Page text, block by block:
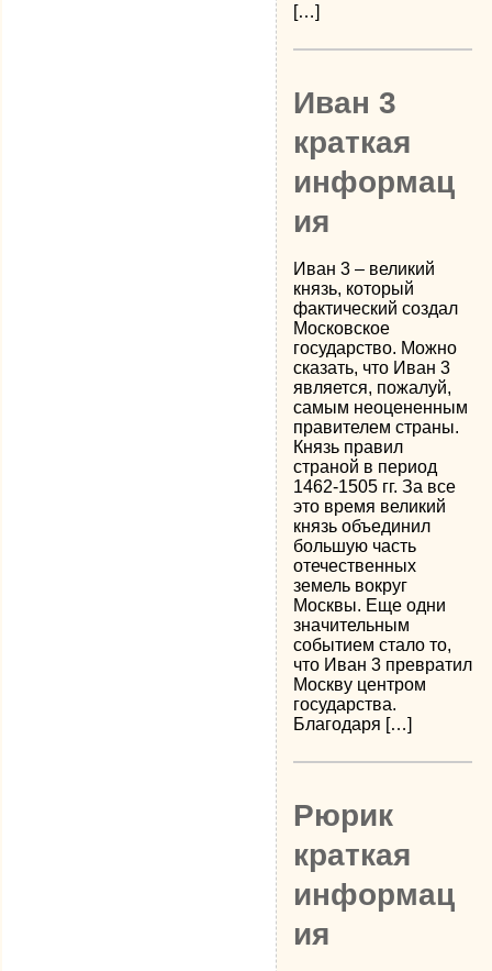
[…]
Иван 3
краткая
информац
ия
Иван 3 – великий
князь, который
фактический создал
Московское
государство. Можно
сказать, что Иван 3
является, пожалуй,
самым неоцененным
правителем страны.
Князь правил
страной в период
1462-1505 гг. За все
это время великий
князь объединил
большую часть
отечественных
земель вокруг
Москвы. Еще одни
значительным
событием стало то,
что Иван 3 превратил
Москву центром
государства.
Благодаря […]
Рюрик
краткая
информац
ия